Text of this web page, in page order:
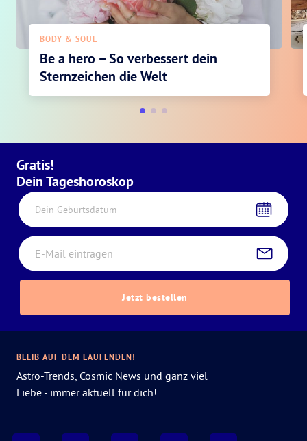
BODY & SOUL
Be a hero – So verbessert dein
Sternzeichen die Welt
Gratis!
Dein Tageshoroskop
Dein Geburtsdatum
Jetzt bestellen
BLEIB AUF DEM LAUFENDEN!
Astro-Trends, Cosmic News und ganz viel
Liebe - immer aktuell für dich!